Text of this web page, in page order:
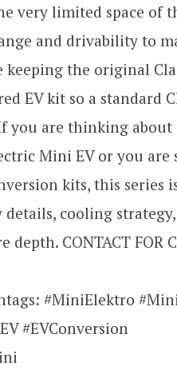
very limited space of
and drivability to
keeping the original
EV kit so a standard
you are thinking about
Mini EV or you are
kits, this series
cooling strategy,
CONTACT FOR
#MiniElektro
#EVConversion